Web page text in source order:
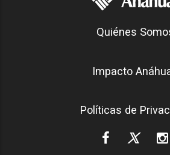
Generación
Quiénes
Impacto
Políticas de